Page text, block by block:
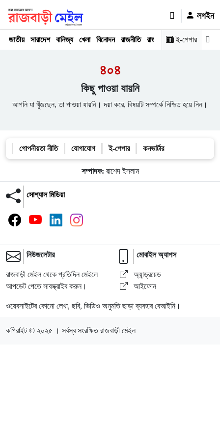
লগইন
জাতীয় সারাদেশ বানিজ্য খেলা বিনোদন রাজনীতি রাজধানী অপরাধ মতামত
ই-পেপার
৪০৪
কিছু পাওয়া যায়নি
আপনি যা খুঁজছেন, তা পাওয়া যায়নি। দয়া করে, বিষয়টি সম্পর্কে নিশ্চিত হয়ে নিন।
গোপনীয়তা নীতি যোগাযোগ ই-পেপার কনভার্টার
সম্পাদক: রাশেদ ইসলাম
সোশ্যাল মিডিয়া
নিউজলেটার
রাজবাড়ী মেইল থেকে প্রতিদিন মেইলে
আপডেট পেতে সাবস্ক্রাইব করুন।
মোবাইল অ্যাপস
অ্যান্ড্রয়েড
আইফোন
ওয়েবসাইটের কোনো লেখা, ছবি, ভিডিও অনুমতি ছাড়া ব্যবহার বেআইনি।
কপিরাইট © ২০২৫ । সর্বস্ব সংরক্ষিত রাজবাড়ী মেইল